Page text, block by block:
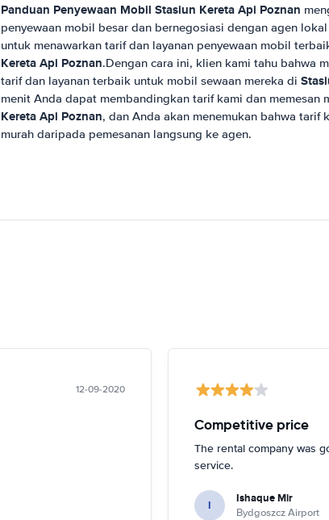
Panduan Penyewaan Mobil Stasiun Kereta Api Poznan
penyewaan mobil besar dan bernegosiasi dengan agen
untuk menawarkan tarif dan layanan penyewaan mobil
Kereta Api Poznan.Dengan cara ini, klien kami tahu bahwa
tarif dan layanan terbaik untuk mobil sewaan mereka di
menit Anda dapat membandingkan tarif kami dan memesan
Kereta Api Poznan, dan Anda akan menemukan bahwa tarif
murah daripada pemesanan langsung ke agen.
12-09-2020
Competitive price
The rental company was
service.
I Ishaque Mir
Bydgoszcz Airport